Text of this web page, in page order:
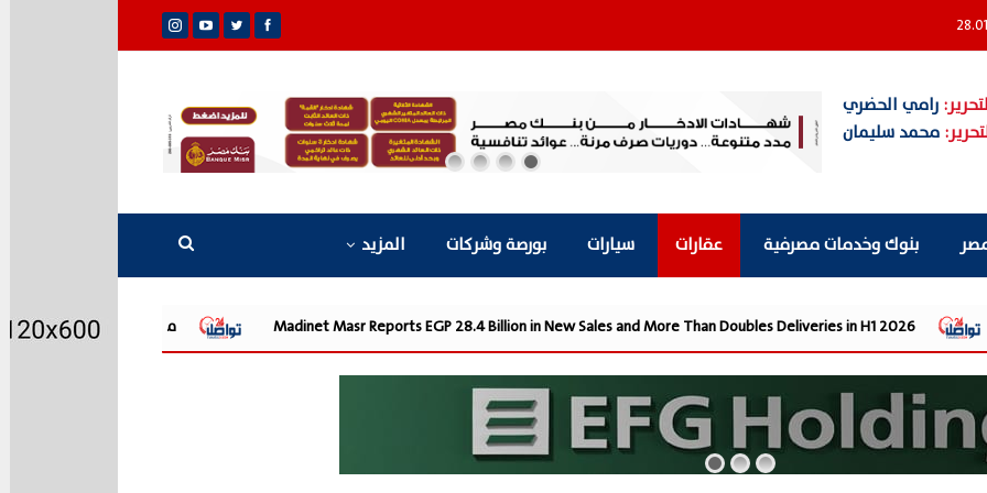
28.01
رامي الحضري
محمد سليمان
بنوك وخدمات مصرفية عقارات سيارات بورصة وشركات المزيد
Madinet Masr Reports EGP 28.4 Billion in New Sales and More Than Doubles مدينة مصر تسجل مبيعات جديدة بقيمة 28.4 مليار جنيه وتضاعف معدلات التسليم خلال النصف الأول من 2026